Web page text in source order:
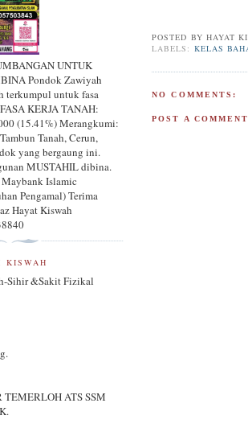
POSTED BY HAYAT
LABELS: KELAS
NO COMMENTS:
POST A COMMENT
UNTUK
Pondok Zawiyah
terkumpul untuk fasa
KERJA TANAH:
(15.41%) Merangkumi:
Tanah, Cerun,
yang bergaung ini.
MUSTAHIL dibina.
Islamic
Pengamal) Terima
Hayat Kiswah
KISWAH
Sihir &Sakit Fizikal
TEMERLOH ATS SSM